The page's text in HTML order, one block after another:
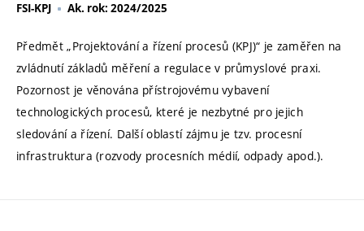
FSI-KPJ Ak. rok: 2024/2025
Předmět „Projektování a řízení procesů (KPJ)“ je zaměřen na
zvládnutí základů měření a regulace v průmyslové praxi.
Pozornost je věnována přístrojovému vybavení
technologických procesů, které je nezbytné pro jejich
sledování a řízení. Další oblastí zájmu je tzv. procesní
infrastruktura (rozvody procesních médií, odpady apod.).